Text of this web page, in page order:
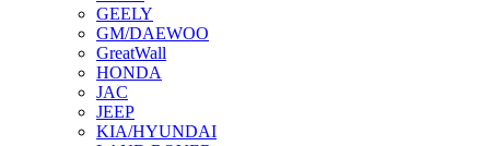
GEELY
GM/DAEWOO
GreatWall
HONDA
JAC
JEEP
KIA/HYUNDAI